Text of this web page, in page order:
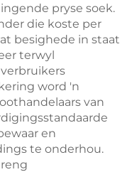
pryse soek.
die koste per
besighede in staat
terwyl
word 'n
van
en
te onderhou.